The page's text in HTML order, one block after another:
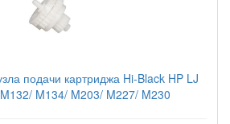
подачи картриджа Hi-Black HP LJ
M134/ M203/ M227/ M230